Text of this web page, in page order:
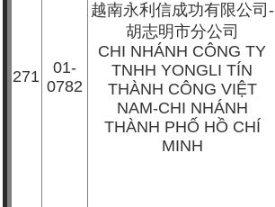
271
01-
0782
越南永利信成功有限公司 -
胡志明市分公司
CHI NHÁNH CÔNG TY
TNHH YONGLI TÍN
THÀNH CÔNG VIỆT
NAM-CHI NHÁNH
THÀNH PHỐ HỒ CHÍ
MINH